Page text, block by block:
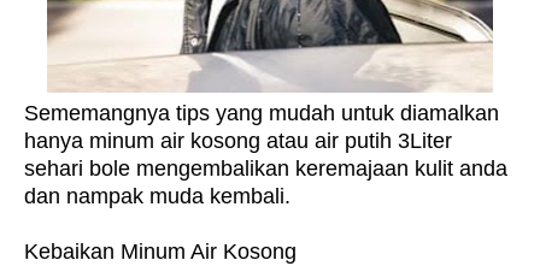
Sememangnya tips yang mudah untuk diamalkan
hanya minum air kosong atau air putih 3Liter
sehari bole mengembalikan keremajaan kulit anda
dan nampak muda kembali.
Kebaikan Minum Air Kosong